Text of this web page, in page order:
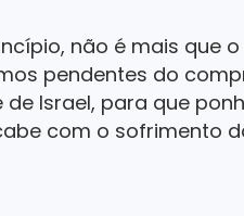
não é mais que
pendentes do
Israel, para que
com o sofrimento